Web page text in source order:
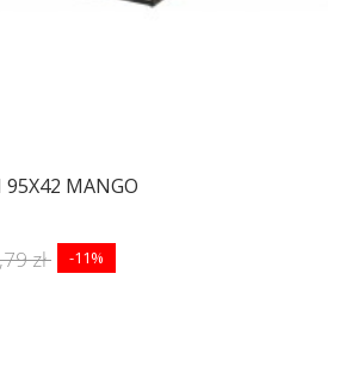
95X42 MANGO
zł -11%